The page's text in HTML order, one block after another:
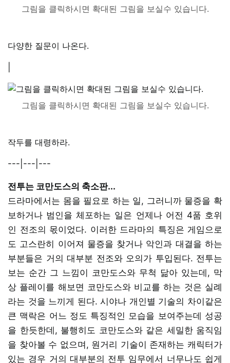
그림을 클릭하시면 확대된 그림을 보실수 있습니다.
다양한 질문이 나온다.
그림을 클릭하시면 확대된 그림을 보실수 있습니다.
작두를 대령하라.
---|---|---
전투는 코만도스의 축소판...
드라마에서는 몸을 필요로 하는 일, 그러니까 물증을 확
보하거나 범인을 체포하는 일은 언제나 어전 4품 호위
인 전조의 몫이었다. 이러한 드라마의 특징은 게임으로
도 고스란히 이어져 물증을 찾거나 악인과 대결을 하는
부분들은 거의 대부분 전조와 오의가 투입된다. 전투는
보는 순간 그 느낌이 코만도스와 무척 닮아 있는데, 막
상 플레이를 해보면 코만도스와 비교를 하는 것은 실례
라는 것을 느끼게 된다. 시야나 개인별 기술의 차이같은
큰 맥락은 어느 정도 특징적인 모습을 보여주는데 성공
을 한듯한데, 불행히도 코만도스와 같은 세밀한 움직임
을 찾아볼 수 없으며, 원거리 기술이 존재하는 캐릭터가
있는 경우 거의 대부분의 전투 임무에서 너무나도 쉽게